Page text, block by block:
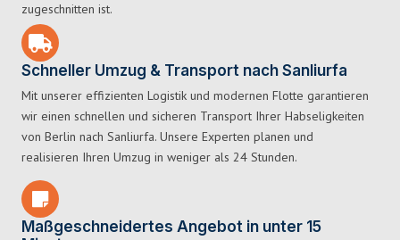
zugeschnitten ist.
Schneller Umzug & Transport nach Sanliurfa
Mit unserer effizienten Logistik und modernen Flotte garantieren
wir einen schnellen und sicheren Transport Ihrer Habseligkeiten
von Berlin nach Sanliurfa. Unsere Experten planen und
realisieren Ihren Umzug in weniger als 24 Stunden.
Maßgeschneidertes Angebot in unter 15